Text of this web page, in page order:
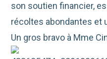
son soutien financier,
récoltes abondantes et
Un gros bravo à Mme